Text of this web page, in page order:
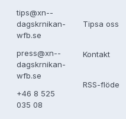
tips@xn--
dagskrnikan-
wfb.se
press@xn--
dagskrnikan-
wfb.se
+46 8 525
035 08
Tipsa oss
Kontakt
RSS-flöde